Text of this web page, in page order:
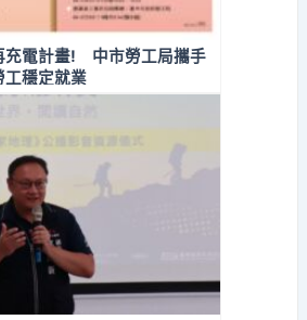
充電計畫! 中市勞工局攜手
工穩定就業